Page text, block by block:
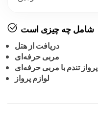
شامل چه چیزی است
دریافت از هتل
مربی حرفه‌ای
پرواز تندم با مربی حرفه‌ای
لوازم پرواز